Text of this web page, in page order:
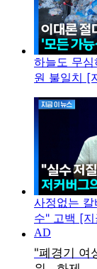
하늘도 무
원 불일치 [
사정없는
수" 고백 [